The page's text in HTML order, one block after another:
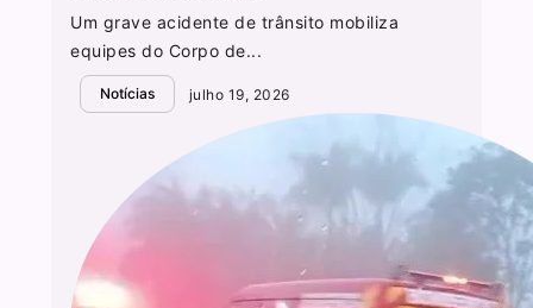
Um grave acidente de trânsito mobiliza
equipes do Corpo de...
Notícias julho 19, 2026